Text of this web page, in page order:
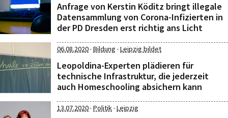
Anfrage von Kerstin Köditz bringt illegale
Datensammlung von Corona-Infizierten in
der PD Dresden erst richtig ans Licht
06.08.2020· Bildung · Leipzig bildet
Leopoldina-Experten plädieren für
technische Infrastruktur, die jederzeit
auch Homeschooling absichern kann
13.07.2020· Politik· Leipzig